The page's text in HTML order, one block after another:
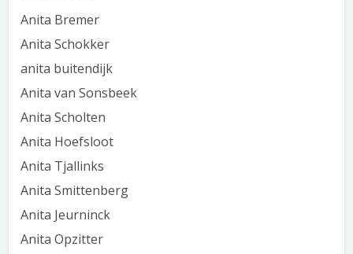
Anita Bremer
Anita Schokker
anita buitendijk
Anita van Sonsbeek
Anita Scholten
Anita Hoefsloot
Anita Tjallinks
Anita Smittenberg
Anita Jeurninck
Anita Opzitter